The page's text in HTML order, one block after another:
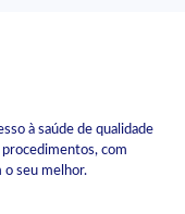
à saúde de qualidade
com
o seu melhor.